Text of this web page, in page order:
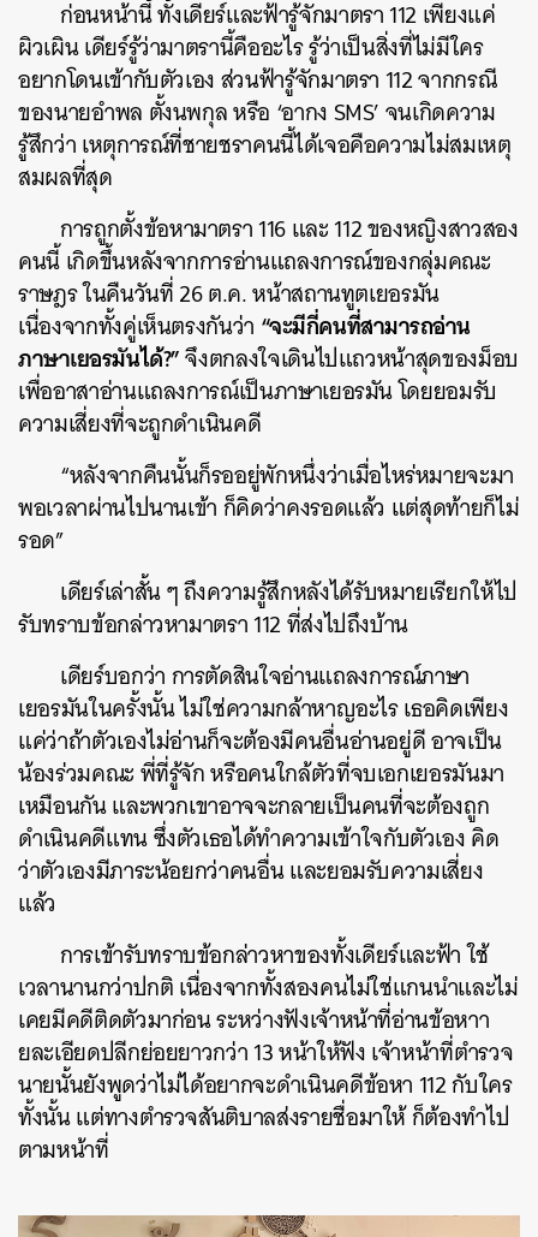
ก่อนหน้านี้ ทั้งเดียร์และฟ้ารู้จักมาตรา 112 เพียงแค่
ผิวเผิน เดียร์รู้ว่ามาตรานี้คืออะไร รู้ว่าเป็นสิ่งที่ไม่มีใคร
อยากโดนเข้ากับตัวเอง ส่วนฟ้ารู้จักมาตรา 112 จากกรณี
ของนายอำพล ตั้งนพกุล หรือ ‘อากง SMS’ จนเกิดความ
รู้สึกว่า เหตุการณ์ที่ชายชราคนนี้ได้เจอคือความไม่สมเหตุ
สมผลที่สุด
การถูกตั้งข้อหามาตรา 116 และ 112 ของหญิงสาวสอง
คนนี้ เกิดขึ้นหลังจากการอ่านแถลงการณ์ของกลุ่มคณะ
ราษฎร ในคืนวันที่ 26 ต.ค. หน้าสถานทูตเยอรมัน
เนื่องจากทั้งคู่เห็นตรงกันว่า “จะมีกี่คนที่สามารถอ่าน
ภาษาเยอรมันได้?”จึงตกลงใจเดินไปแถวหน้าสุดของม็อบ
เพื่ออาสาอ่านแถลงการณ์เป็นภาษาเยอรมัน โดยยอมรับ
ความเสี่ยงที่จะถูกดำเนินคดี
“หลังจากคืนนั้นก็รออยู่พักหนึ่งว่าเมื่อไหร่หมายจะมา
พอเวลาผ่านไปนานเข้า ก็คิดว่าคงรอดแล้ว แต่สุดท้ายก็ไม่
รอด”
เดียร์เล่าสั้น ๆ ถึงความรู้สึกหลังได้รับหมายเรียกให้ไป
รับทราบข้อกล่าวหามาตรา 112 ที่ส่งไปถึงบ้าน
เดียร์บอกว่า การตัดสินใจอ่านแถลงการณ์ภาษา
เยอรมันในครั้งนั้น ไม่ใช่ความกล้าหาญอะไร เธอคิดเพียง
แค่ว่าถ้าตัวเองไม่อ่านก็จะต้องมีคนอื่นอ่านอยู่ดี อาจเป็น
น้องร่วมคณะ พี่ที่รู้จัก หรือคนใกล้ตัวที่จบเอกเยอรมันมา
เหมือนกัน และพวกเขาอาจจะกลายเป็นคนที่จะต้องถูก
ดำเนินคดีแทนซึ่งตัวเธอได้ทำความเข้าใจกับตัวเอง คิด
ว่าตัวเองมีภาระน้อยกว่าคนอื่น และยอมรับความเสี่ยง
แล้ว
การเข้ารับทราบข้อกล่าวหาของทั้งเดียร์และฟ้า ใช้
เวลานานกว่าปกติ เนื่องจากทั้งสองคนไม่ใช่แกนนำและไม่
เคยมีคดีติดตัวมาก่อน ระหว่างฟังเจ้าหน้าที่อ่านข้อหาา
ยละเอียดปลีกย่อยยาวกว่า 13 หน้าให้ฟัง เจ้าหน้าที่ตำรวจ
นายนั้นยังพูดว่าไม่ได้อยากจะดำเนินคดีข้อหา 112 กับใคร
ทั้งนั้น แต่ทางตำรวจสันติบาลส่งรายชื่อมาให้ ก็ต้องทำไป
ตามหน้าที่
ค้นหา